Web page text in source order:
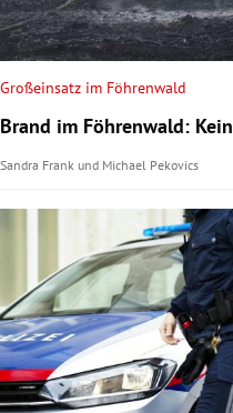
Großeinsatz im Föhrenwald
Brand im Föhrenwald:
Sandra Frank und Michael Pekovics